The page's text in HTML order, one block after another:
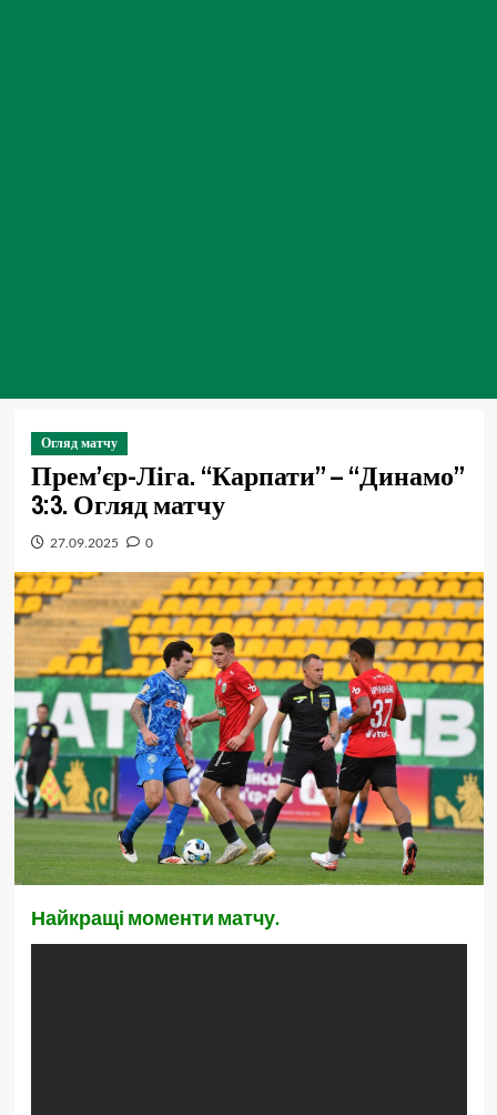
Огляд матчу
Прем’єр-Ліга. “Карпати” – “Динамо”
3:3. Огляд матчу
27.09.2025 0
Найкращі моменти матчу.